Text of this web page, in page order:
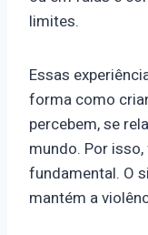
limites.
Essas
forma como
percebem, se
mundo. Por
fundamental. O
mantém a